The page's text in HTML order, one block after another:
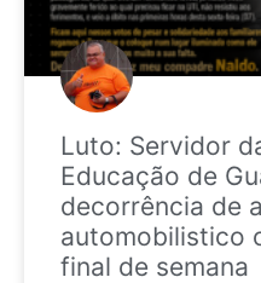
Luto: Servidor
Educação de
decorrência de
automobilistico
final de semana